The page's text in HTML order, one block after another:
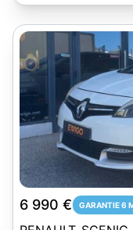
6 990 € GARANTIE 6